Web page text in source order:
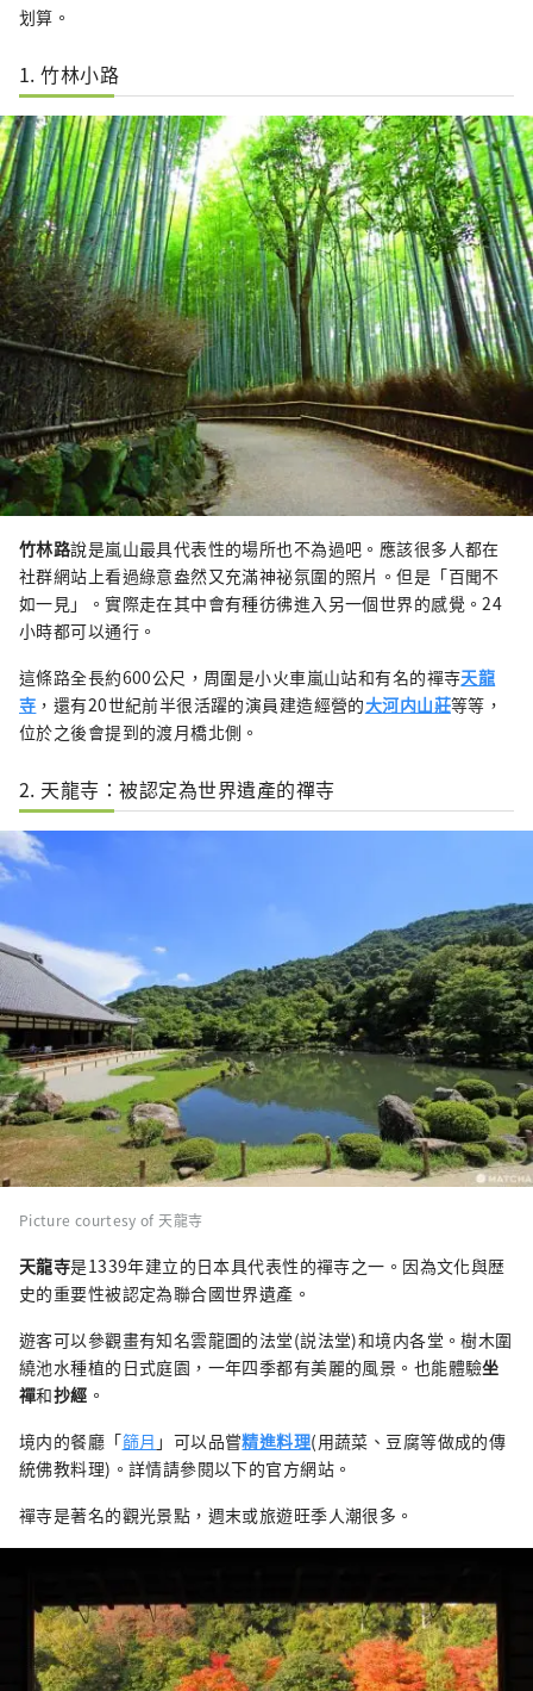
划算。
1. 竹林小路
竹林路說是嵐山最具代表性的場所也不為過吧。應該很多人都在
社群網站上看過綠意盎然又充滿神祕氛圍的照片。但是「百聞不
如一見」。實際走在其中會有種彷彿進入另一個世界的感覺。24
小時都可以通行。
這條路全長約600公尺，周圍是小火車嵐山站和有名的禪寺天龍
寺 ，還有20世紀前半很活躍的演員建造經營的大河内山莊等等，
位於之後會提到的渡月橋北側。
2. 天龍寺：被認定為世界遺產的禪寺
Picture courtesy of 天龍寺
天龍寺是1339年建立的日本具代表性的禪寺之一。因為文化與歴
史的重要性被認定為聯合國世界遺產。
遊客可以參觀畫有知名雲龍圖的法堂(説法堂)和境内各堂。樹木圍
繞池水種植的日式庭園，一年四季都有美麗的風景。也能體驗坐
禪和抄經 。
境内的餐廳「篩月 」可以品嘗精進料理(用蔬菜、豆腐等做成的傳
統佛教料理)。詳情請參閱以下的官方網站。
禪寺是著名的觀光景點，週末或旅遊旺季人潮很多。